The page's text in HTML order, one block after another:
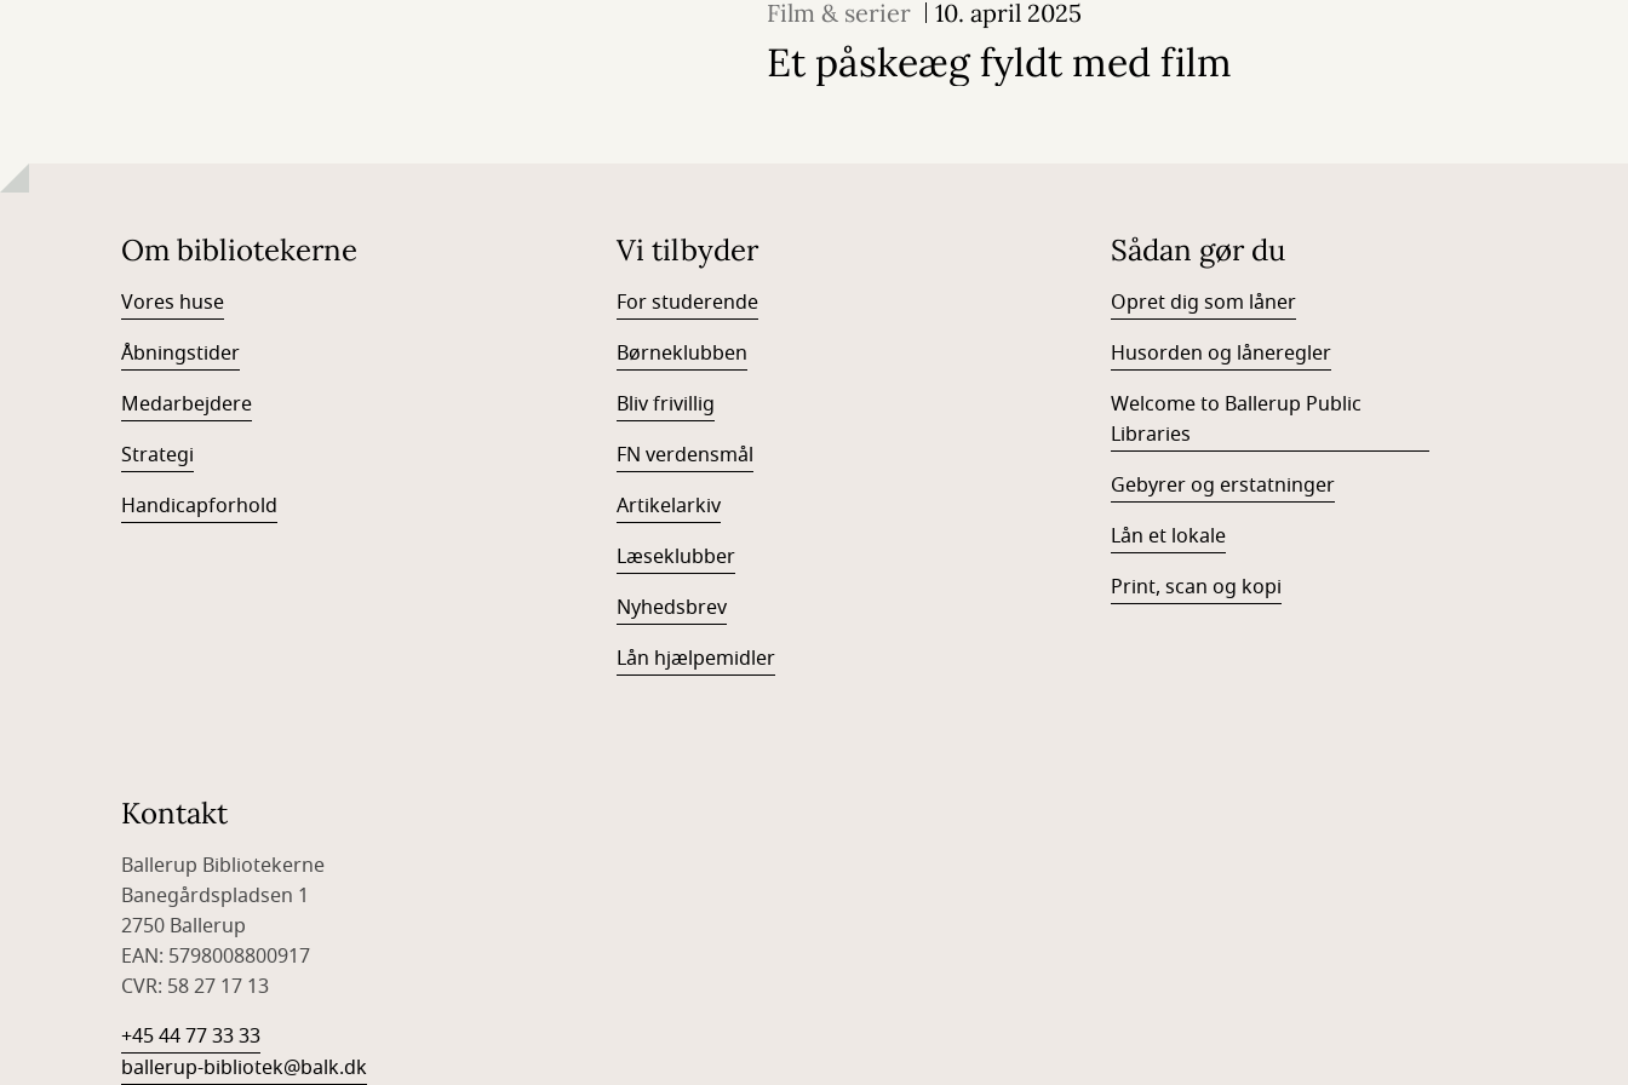
Film & serier 10. april 2025
Et påskeæg fyldt med film
Om bibliotekerne
Vores huse
Åbningstider
Medarbejdere
Strategi
Handicapforhold
Vi tilbyder
For studerende
Børneklubben
Bliv frivillig
FN verdensmål
Artikelarkiv
Læseklubber
Nyhedsbrev
Lån hjælpemidler
Sådan gør du
Opret dig som låner
Husorden og låneregler
Welcome to Ballerup Public
Libraries
Gebyrer og erstatninger
Lån et lokale
Print, scan og kopi
Kontakt
Ballerup Bibliotekerne
Banegårdspladsen 1
2750 Ballerup
EAN: 5798008800917
CVR: 58 27 17 13
+45 44 77 33 33
ballerup-bibliotek@balk.dk